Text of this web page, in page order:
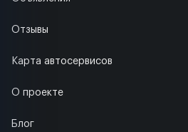
Отзывы
Карта автосервисов
О проекте
Блог